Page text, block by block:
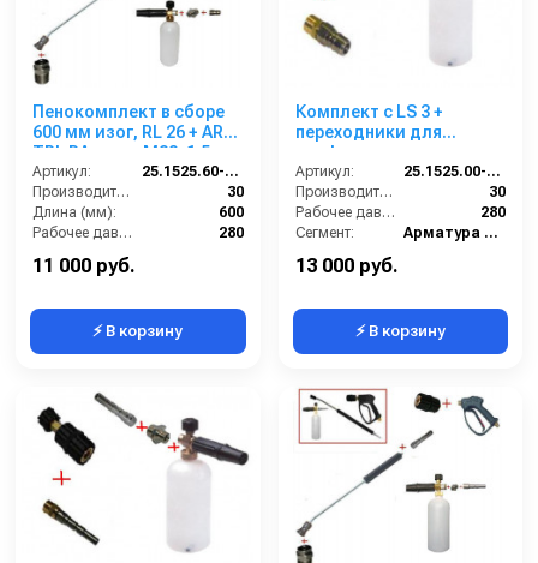
Пенокомплект в сборе
600 мм изог, RL 26 + ARS
TPL РА; вход М22х1,5ш.
Артикул:
25.1525.60-P26 -6-TPL
Производительность (л/мин):
30
Длина (мм):
600
Рабочее давление (бар):
280
11 000 руб.
⚡ В корзину
Комплект с LS 3 +
переходники для
профессионального
пистолета Karcher c
ARS220.
Артикул:
25.1525.00-KPK - 220
Производительность (л/мин):
30
Рабочее давление (бар):
280
Сегмент:
Арматура высокого давления
Температура, C:
13 000 руб.
⚡ В корзину